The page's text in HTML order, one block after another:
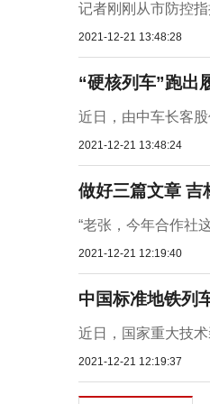
记者刚刚从市防控
2021-12-21 13:48:28
“硬核列车”跑出
近日，由中车长客
2021-12-21 13:48:24
做好三篇文章 吉
“老张，今年合作社
2021-12-21 12:19:40
中国标准地铁列
近日，国家重大技
2021-12-21 12:19:37